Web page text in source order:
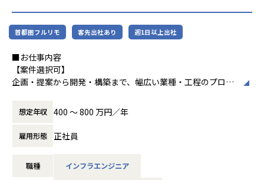
担当工程：基本設計・詳細設計・製造・テスト・リリース
担当者：30代前半・女性・入社2年目
-- 大手コンサル会社 社内システム運用 --
使用スキル：VBA・Windows
-- 大手メーカーの国内拠点をつなぐ社内ネットワークの運
主な業務：拠点増設に伴う設定変更、障害一次切り分け
中長期的には「中小企業のAI開発で第一に想
起される共創カンパニー」を目指し、技術力
です。
＜各種認定・認証＞
2026年1月1日）
5290）
首都圏フルリモ 客先出社あり 週1日以上出社
■お仕事内容
【案件選択可】
企画・提案から開発・構築まで、幅広い業種・工程のプロジ
■会社説明／募集背景
株式会社アルテニアは、ITの力を通じて関わる人々の未来を
より豊かにすることを 目標に2018年に誕生しました。
それは技術力だけではなく、人を大切にすること、より豊か
想定年収 400 〜 800 万円／年
雇用形態 正社員
職種 インフラエンジニア